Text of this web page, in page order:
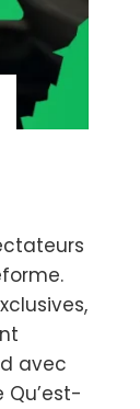
avec